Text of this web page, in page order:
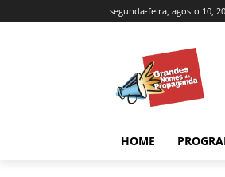
segunda-feira, agosto 10,
HOME